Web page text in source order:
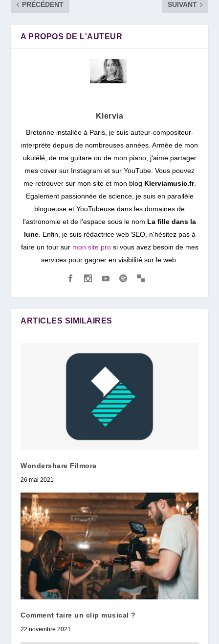
PRÉCÉDENT
SUIVANT
A PROPOS DE L'AUTEUR
Klervia
Bretonne installée à Paris, je suis auteur-compositeur-
interprète depuis de nombreuses années. Armée de mon
ukulélé, de ma guitare ou de mon piano, j'aime partager
mes cover sur Instagram et sur YouTube. Vous pouvez
me retrouver sur mon site et mon blog Klerviamusic.fr.
Egalement passionnée de science, je suis en parallèle
blogueuse et YouTubeuse dans les domaines de
l'astronomie et de l'espace sous le nom La fille dans la
lune. Enfin, je suis rédactrice web SEO, n'hésitez pas à
faire un tour sur mon site prosi vous avez besoin de mes
services pour gagner en visibilité sur le web.
ARTICLES SIMILAIRES
Wondershare Filmora
26 mai 2021
Comment faire un clip musical ?
22 novembre 2021